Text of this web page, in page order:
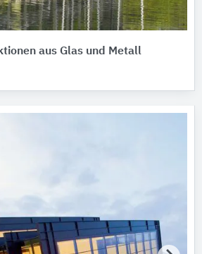
aus Glas und Metall